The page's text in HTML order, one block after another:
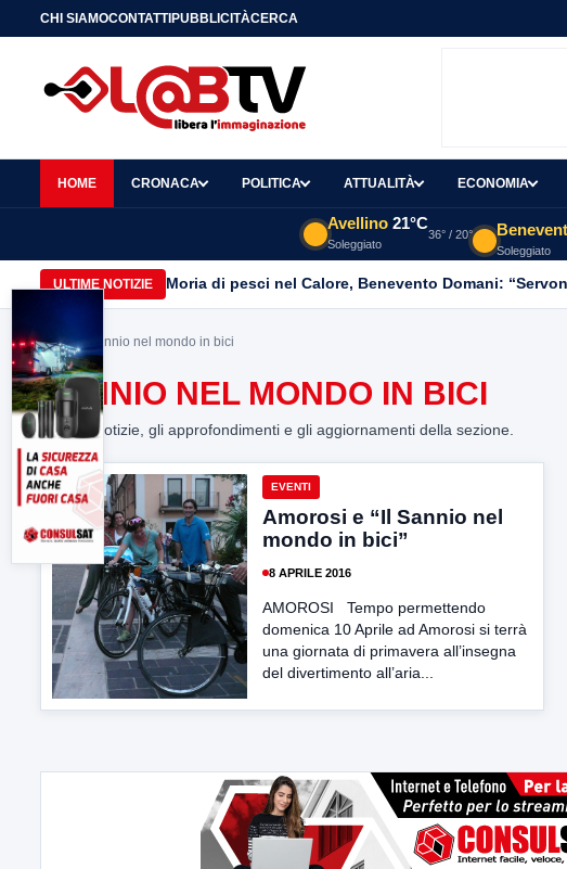
CHI SIAMOCONTATTIPUBBLICITÀCERCA
HOME CRONACA POLITICA ATTUALITÀ ECONOMIA
Avellino 21°C
Soleggiato
36° / 20°
Soleggiato
ULTIME NOTIZIE Moria di pesci nel Calore, Benevento Domani:
Home> sannio nel mondo in bici
SANNIO NEL MONDO IN BICI
Tutte le notizie, gli approfondimenti e gli aggiornamenti della sezione.
EVENTI
Amorosi e “Il Sannio nel
mondo in bici”
8 APRILE 2016
AMOROSI Tempo permettendo
domenica 10 Aprile ad Amorosi si terrà
una giornata di primavera all’insegna
del divertimento all’aria...